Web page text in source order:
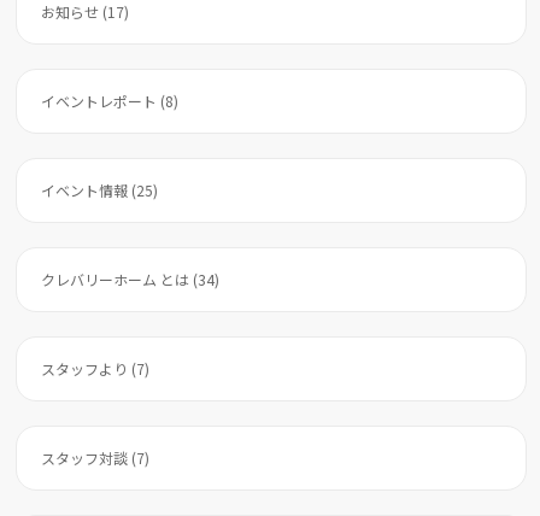
お知らせ (17)
イベントレポート (8)
イベント情報 (25)
クレバリーホーム とは (34)
スタッフより (7)
スタッフ対談 (7)